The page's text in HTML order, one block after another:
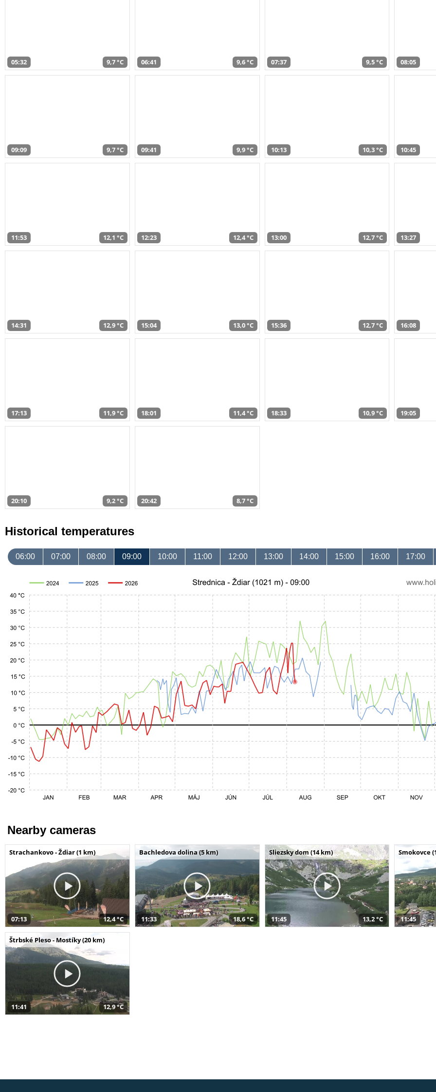
05:32 9,7 °C 06:41 9,6 °C 07:37 9,5 °C 08:05
09:09 9,7 °C 09:41 9,9 °C 10:13 10,3 °C 10:45
11:53 12,1 °C 12:23 12,4 °C 13:00 12,7 °C 13:27
14:31 12,9 °C 15:04 13,0 °C 15:36 12,7 °C 16:08
17:13 11,9 °C 18:01 11,4 °C 18:33 10,9 °C 19:05
20:10 9,2 °C 20:42 8,7 °C
Historical temperatures
06:00 07:00 08:00 09:00 10:00 11:00 12:00 13:00 14:00 15:00 16:00 17:00
Nearby cameras
Strachankovo - Ždiar (1 km)
07:13 12,4 °C
Bachledova dolina (5 km)
11:33 18,6 °C
Sliezsky dom (14 km)
11:45 13,2 °C
Smokovce
11:45
Štrbské Pleso - Mostíky (20 km)
11:41 12,9 °C